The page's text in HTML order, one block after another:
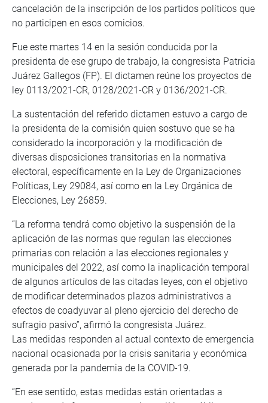
cancelación de la inscripción de los partidos políticos que
no participen en esos comicios.
Fue este martes 14 en la sesión conducida por la
presidenta de ese grupo de trabajo, la congresista Patricia
Juárez Gallegos (FP). El dictamen reúne los proyectos de
ley 0113/2021-CR, 0128/2021-CR y 0136/2021-CR.
La sustentación del referido dictamen estuvo a cargo de
la presidenta de la comisión quien sostuvo que se ha
considerado la incorporación y la modificación de
diversas disposiciones transitorias en la normativa
electoral, específicamente en la Ley de Organizaciones
Políticas, Ley 29084, así como en la Ley Orgánica de
Elecciones, Ley 26859.
“La reforma tendrá como objetivo la suspensión de la
aplicación de las normas que regulan las elecciones
primarias con relación a las elecciones regionales y
municipales del 2022, así como la inaplicación temporal
de algunos artículos de las citadas leyes, con el objetivo
de modificar determinados plazos administrativos a
efectos de coadyuvar al pleno ejercicio del derecho de
sufragio pasivo”, afirmó la congresista Juárez.
Las medidas responden al actual contexto de emergencia
nacional ocasionada por la crisis sanitaria y económica
generada por la pandemia de la COVID-19.
“En ese sentido, estas medidas están orientadas a